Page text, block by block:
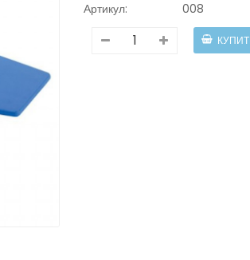
Артикул:
008